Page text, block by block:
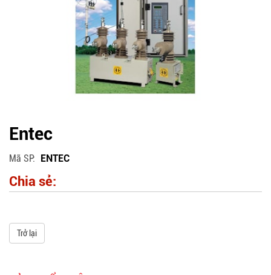
Entec
Mã SP ENTEC
Chia sẻ:
Trở lại